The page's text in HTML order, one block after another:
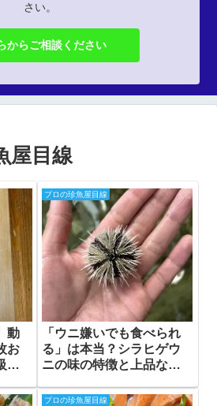
さい。
からご相談ください
屋目線
動
お
者
プロの珍魚屋目線
「ウニ嫌いでも食べられ
る」は本当？シラヒゲウ
ニの味の特徴と上品な甘
プロの珍魚屋目線